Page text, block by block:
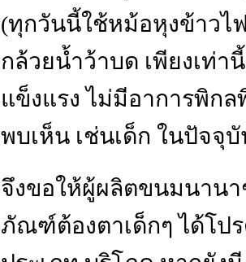
(ทุกวันนี้ใช้หม้อหุงข้าวไ
กล้วยน้ำว้าบด เพียงเท่า
แข็งแรง ไม่มีอาการพิก
พบเห็น เช่นเด็ก ในปัจจุ
จึงขอให้ผู้ผลิตขนมนาน
ภัณฑ์ต้องตาเด็กๆ ได้โป